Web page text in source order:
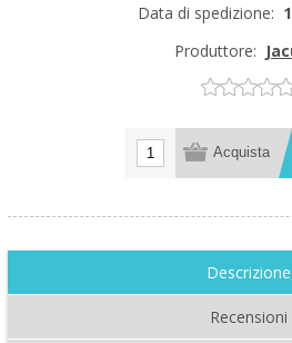
Data di spedizione:
Produttore:
Descrizione
Recensioni